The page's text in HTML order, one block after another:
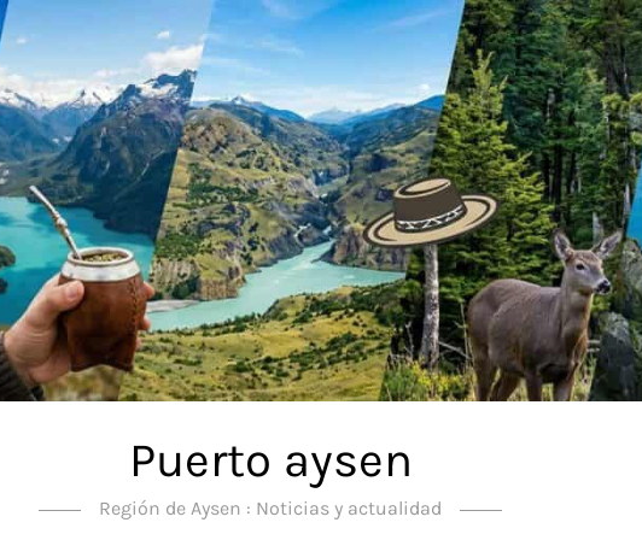
Puerto aysen
Región de Aysen : Noticias y actualidad